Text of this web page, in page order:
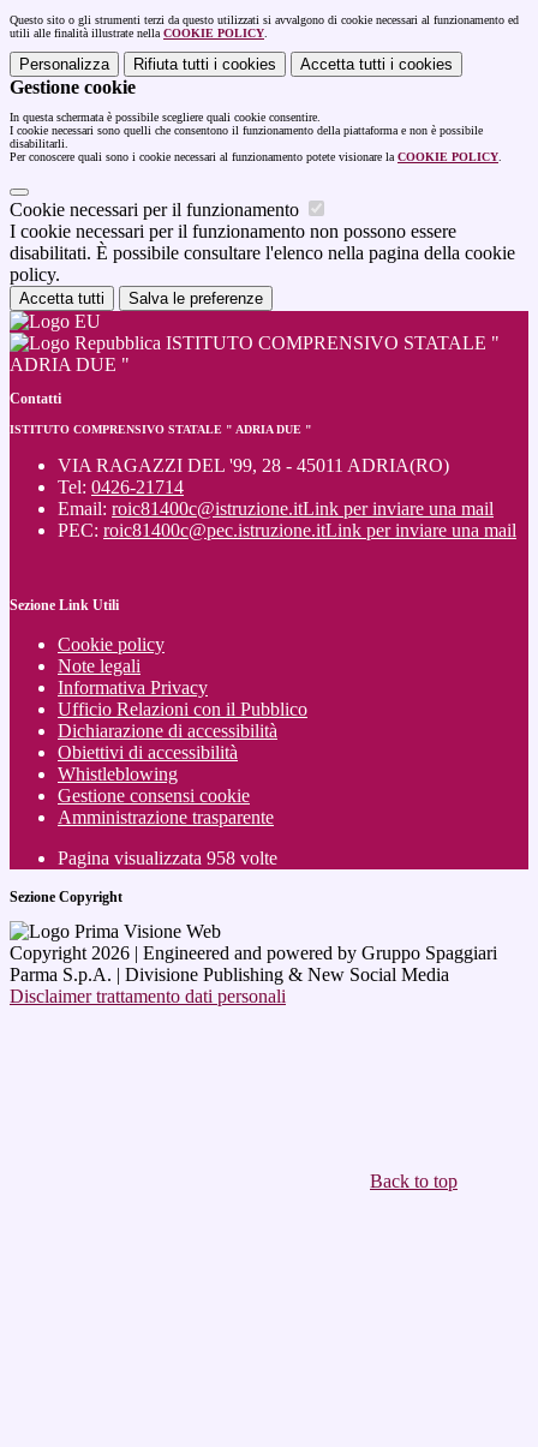
Questo sito o gli strumenti terzi da questo utilizzati si avvalgono di cookie necessari al funzionamento ed
utili alle finalità illustrate nella COOKIE POLICY
Personalizza Rifiuta tutti i cookies Accetta tutti i cookies
Gestione cookie
In questa schermata è possibile scegliere quali cookie consentire.
I cookie necessari sono quelli che consentono il funzionamento della piattaforma e non è possibile
disabilitarli.
Per conoscere quali sono i cookie necessari al funzionamento potete visionare la COOKIE POLICY
Cookie necessari per il funzionamento
I cookie necessari per il funzionamento non possono essere
disabilitati. È possibile consultare l'elenco nella pagina della cookie
policy.
Accetta tutti Salva le preferenze
ISTITUTO COMPRENSIVO STATALE "
ADRIA DUE "
Contatti
ISTITUTO COMPRENSIVO STATALE " ADRIA DUE "
VIA RAGAZZI DEL '99, 28 - 45011 ADRIA(RO)
Tel: 0426-21714
Email: roic81400c@istruzione.itLink per inviare una mail
PEC: roic81400c@pec.istruzione.itLink per inviare una mail
Sezione Link Utili
Cookie policy
Note legali
Informativa Privacy
Ufficio Relazioni con il Pubblico
Dichiarazione di accessibilità
Obiettivi di accessibilità
Whistleblowing
Gestione consensi cookie
Amministrazione trasparente
Pagina visualizzata 958 volte
Sezione Copyright
Copyright 2026 | Engineered and powered by Gruppo Spaggiari
Parma S.p.A. | Divisione Publishing & New Social Media
Disclaimer trattamento dati personali
Back to top